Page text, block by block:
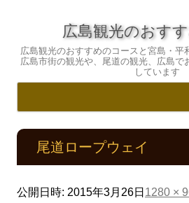
広島観光のおす
広島観光のおすすめのコースと宮島・平
広島市街の観光や、尾道の観光、広島で
しています
ン
へ
キ
ッ
尾道ロープウェイ
公開日時: 2015年3月26日 1280 ×